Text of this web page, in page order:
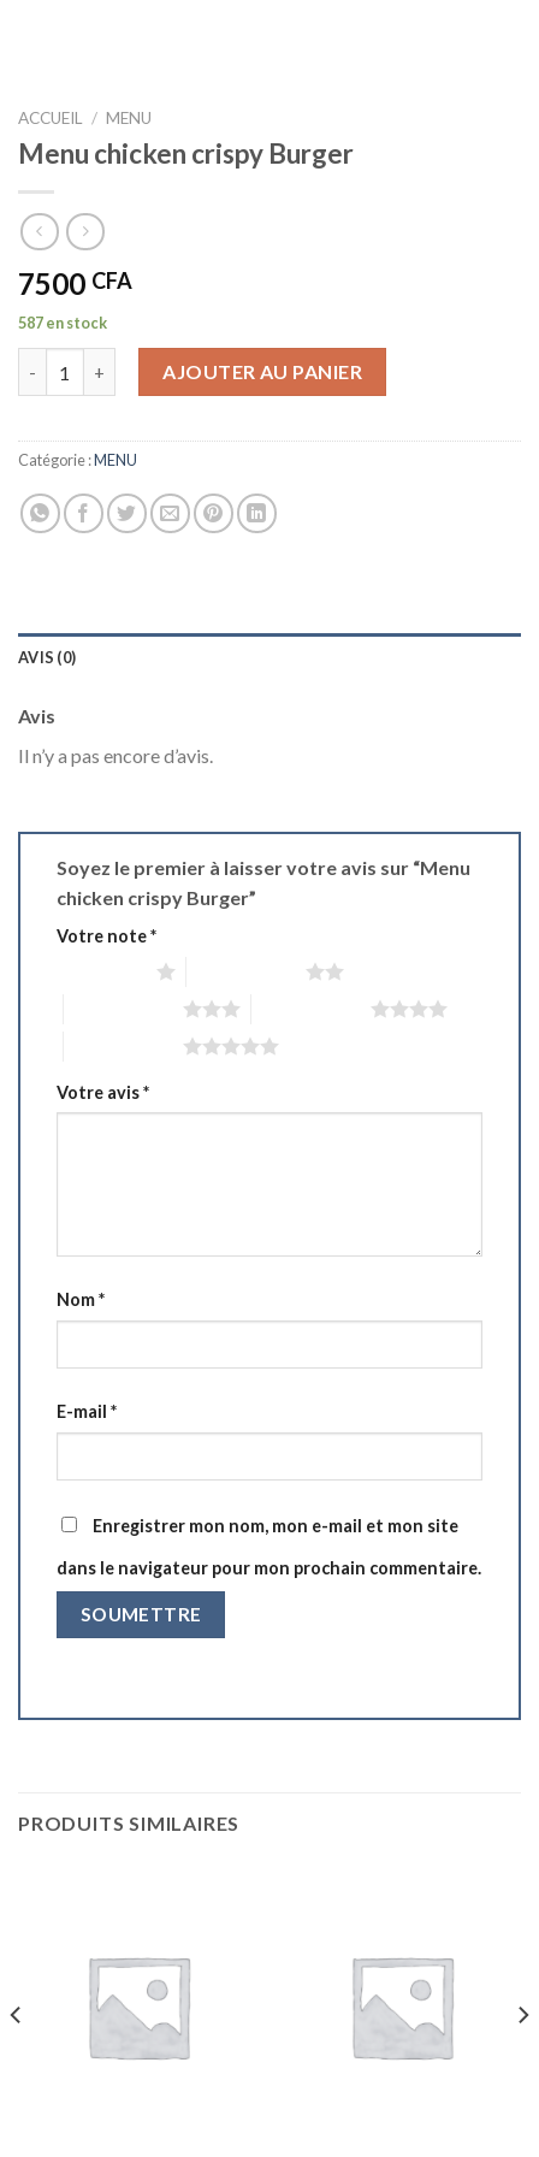
ACCUEIL / MENU
Menu chicken crispy Burger
7500 CFA
587 en stock
AJOUTER AU PANIER
Catégorie :MENU
AVIS (0)
Avis
Il n’y a pas encore d’avis.
Soyez le premier à laisser votre avis sur “Menu
chicken crispy Burger”
Votre note*
Votre avis*
Nom*
E-mail *
Enregistrer mon nom, mon e-mail et mon site
dans le navigateur pour mon prochain commentaire.
PRODUITS SIMILAIRES